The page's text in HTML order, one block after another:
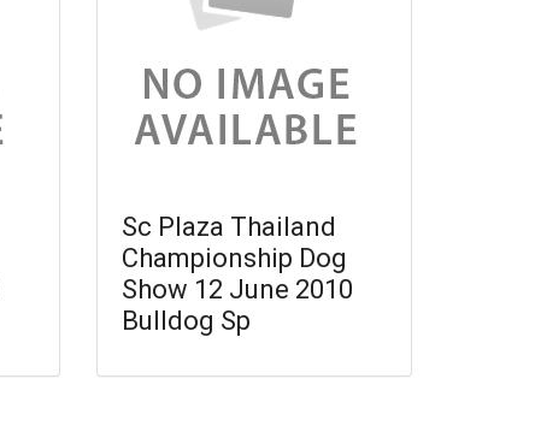
Sc Plaza Thailand
Championship Dog
Show 12 June 2010
Bulldog Sp